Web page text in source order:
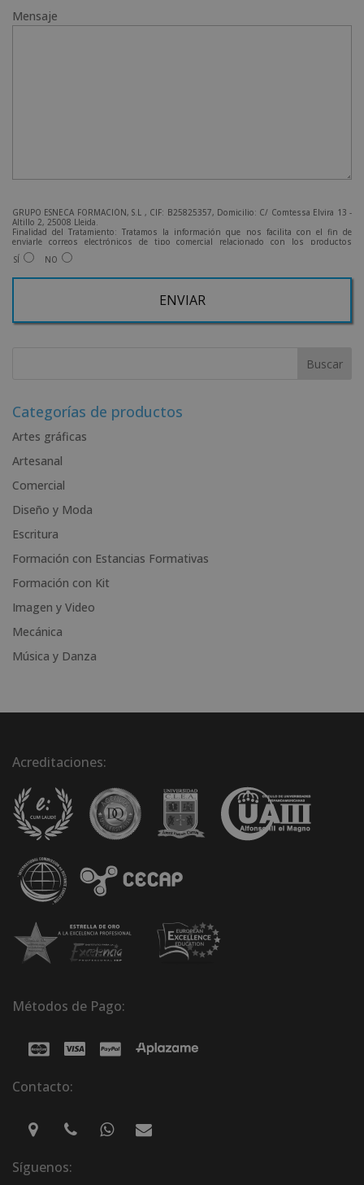
Mensaje
GRUPO ESNECA FORMACIÓN, S.L , CIF: B25825357, Domicilio: C/ Comtessa Elvira 13 -
Altillo 2, 25008 Lleida.
Finalidad del Tratamiento: Tratamos la información que nos facilita con el fin de
enviarle correos electrónicos de tipo comercial relacionado con los productos
ofrecidos y otros tipo de productos que fueran de su interés.
Legitimación del tratamiento: Consentimiento del interesado.
a la dirección admin@grupoesneca.com.
Desea recibir información comercial (vía telefónica y/o email):
SÍ NO
r
a
t
i
e
:
Categorías de productos
Artes gráficas
Artesanal
Comercial
Diseño y Moda
Escritura
Formación con Estancias Formativas
Formación con Kit
Imagen y Video
Mecánica
Música y Danza
Acreditaciones:
Métodos de Pago:
Contacto:
Síguenos: